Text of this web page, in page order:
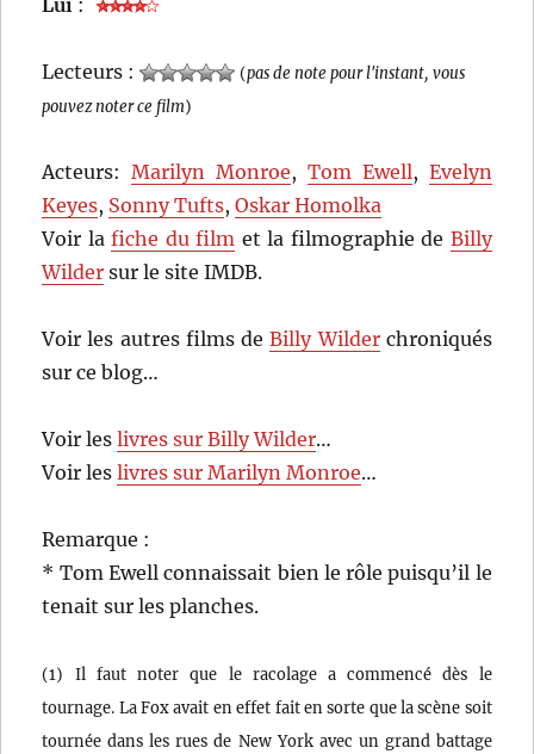
Lecteurs : (pas de note pour l'instant, vous
pouvez noter ce film)
Acteurs:Marilyn Monroe, Tom Ewell, Evelyn
Keyes, Sonny Tufts,Oskar Homolka
Voir lafiche du film et la filmographie de Billy
Wilder sur le site IMDB.
Voir les autres films deBilly Wilderchroniqués
sur ce blog…
Voir leslivres sur Billy Wilder…
Voir leslivres sur Marilyn Monroe…
Remarque :
* Tom Ewell connaissait bien le rôle puisqu’il le
tenait sur les planches.
(1) Il faut noter que le racolage a commencé dès le
tournage. La Fox avait en effet fait en sorte que la scène soit
tournée dans les rues de New York avec un grand battage